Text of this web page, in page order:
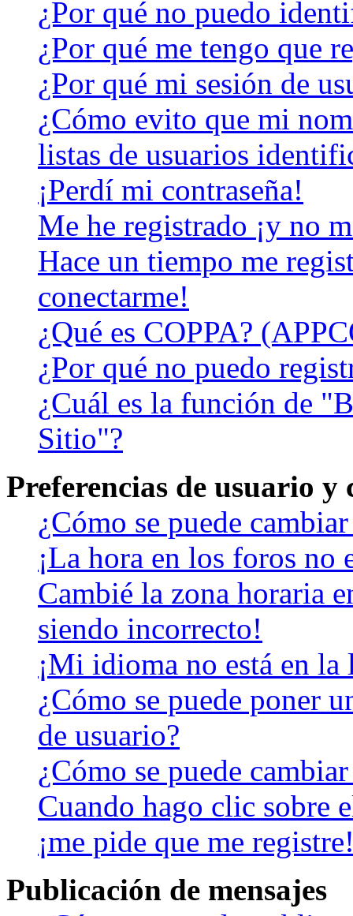
¿Por qué no puedo
¿Por qué me tengo que
¿Por qué mi sesión de
¿Cómo evito que mi
listas de usuarios
¡Perdí mi contraseña!
Me he registrado ¡y no
Hace un tiempo me
conectarme!
¿Qué es COPPA?
¿Por qué no puedo
¿Cuál es la función de
Sitio"?
Preferencias de usuario y
¿Cómo se puede
¡La hora en los foros no
Cambié la zona horaria
siendo incorrecto!
¡Mi idioma no está en la
¿Cómo se puede poner
de usuario?
¿Cómo se puede
Cuando hago clic sobre
¡me pide que me
Publicación de mensajes